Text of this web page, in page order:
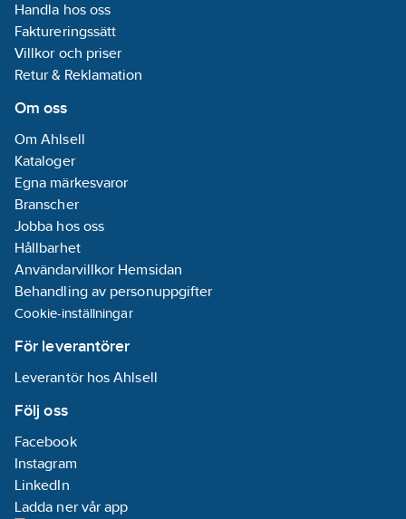
Handla hos oss
Faktureringssätt
Villkor och priser
Retur & Reklamation
Om oss
Om Ahlsell
Kataloger
Egna märkesvaror
Branscher
Jobba hos oss
Hållbarhet
Användarvillkor Hemsidan
Behandling av personuppgifter
Cookie-inställningar
För leverantörer
Leverantör hos Ahlsell
Följ oss
Facebook
Instagram
LinkedIn
Ladda ner vår app